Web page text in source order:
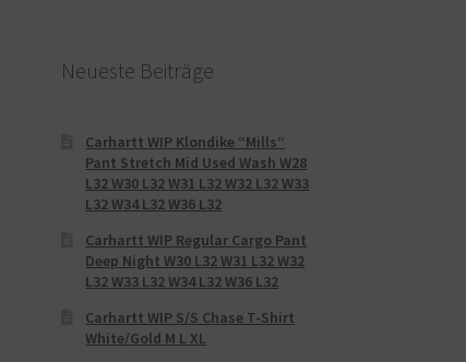
Neueste Beiträge
Carhartt WIP Klondike “Mills“
Pant Stretch Mid Used Wash W28
L32 W30 L32 W31 L32 W32 L32 W33
L32 W34 L32 W36 L32
Carhartt WIP Regular Cargo Pant
Deep Night W30 L32 W31 L32 W32
L32 W33 L32 W34 L32 W36 L32
Carhartt WIP S/S Chase T-Shirt
White/Gold M L XL